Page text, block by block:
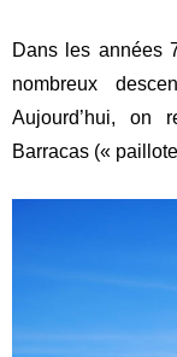
Dans les années
nombreux
Aujourd’hui, on
Barracas («